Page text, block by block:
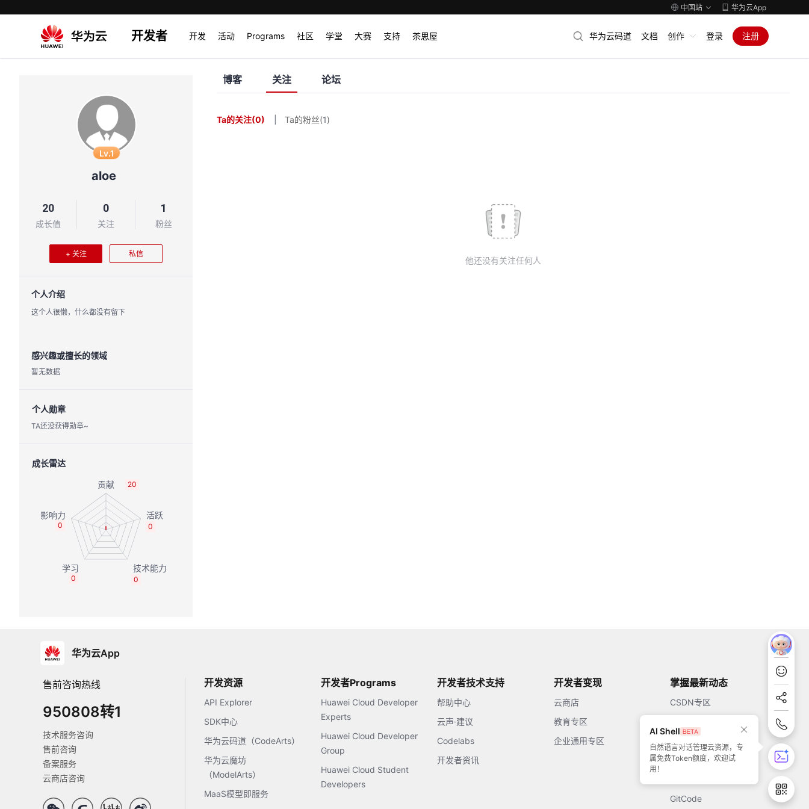
中国站 华为云App
开发者 开发 活动 Programs 社区 学堂 大赛 支持 茶思屋 华为云码道 文档 创作 登录 注册
Lv.1
aloe
20
成长值
0
关注
1
粉丝
+ 关注 私信
个人介绍
这个人很懒，什么都没有留下
感兴趣或擅长的领域
暂无数据
个人勋章
TA还没获得勋章~
成长雷达
20
0
0
0
0
博客 关注 论坛
Ta的关注(0) Ta的粉丝(1)
他还没有关注任何人
华为云App
售前咨询热线
950808转1
技术服务咨询
售前咨询
备案服务
云商店咨询
开发资源
API Explorer
SDK中心
华为云码道（CodeArts）
华为云魔坊
（ModelArts）
MaaS模型即服务
开发者Programs
Huawei Cloud Developer
Experts
Huawei Cloud Developer
Group
Huawei Cloud Student
Developers
开发者技术支持
帮助中心
云声·建议
Codelabs
开发者资讯
开发者变现
云商店
教育专区
企业通用专区
掌握最新动态
CSDN专区
51CTO
GitCode
AI Shell
自然语言对话管理云资源，专
属免费Token额度，欢迎试
用！